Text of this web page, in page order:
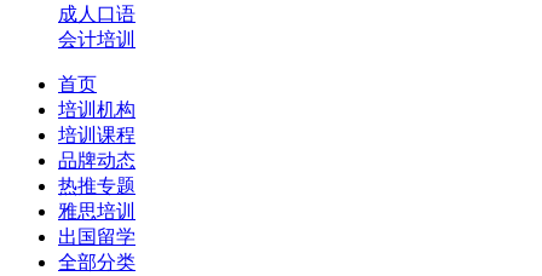
成人口语
会计培训
首页
培训机构
培训课程
品牌动态
热推专题
雅思培训
出国留学
全部分类